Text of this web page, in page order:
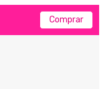
Comprar